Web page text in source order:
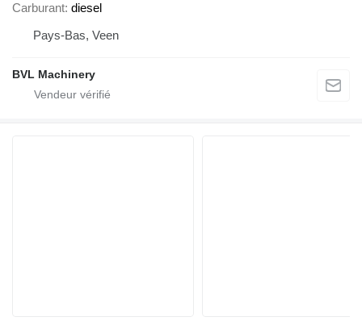
Carburant diesel
Pays-Bas, Veen
BVL Machinery